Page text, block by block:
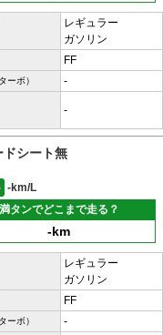
レギュラー
ガソリン
FF
ーボ） -
-
シート無
-km/L
満タンでどこまで走る？
-km
レギュラー
ガソリン
FF
ーボ） -